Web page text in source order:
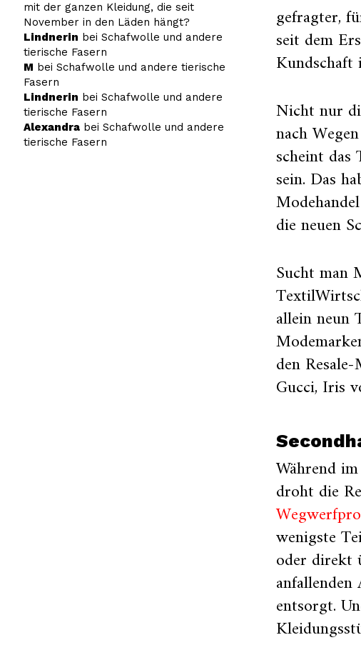
gefragter,
seit dem
Kundschaft
Nicht nur
nach
scheint das
sein. Das
die neuen
Sucht man
allein neun
den
Gucci, Iris
Während
droht die
wenigste
oder direkt
entsorgt.
mit der ganzen Kleidung, die seit
November in den Läden hängt?
Lindnerin bei Schafwolle und andere
tierische Fasern
M bei Schafwolle und andere tierische
Fasern
Lindnerin bei Schafwolle und andere
tierische Fasern
Alexandrabei Schafwolle und andere
tierische Fasern